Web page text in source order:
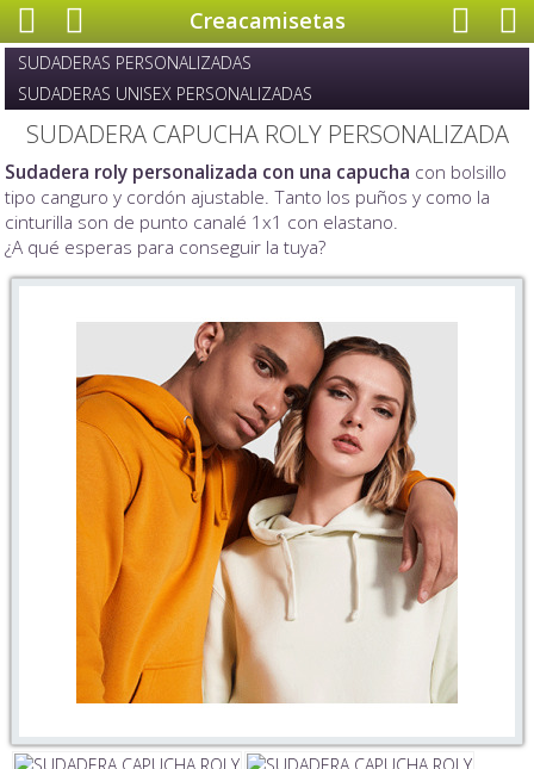
Creacamisetas
SUDADERAS PERSONALIZADAS
SUDADERAS UNISEX PERSONALIZADAS
SUDADERA CAPUCHA ROLY PERSONALIZADA
Sudadera roly personalizada con una capucha con bolsillo
tipo canguro y cordón ajustable. Tanto los puños y como la
cinturilla son de punto canalé 1x1 con elastano.
¿A qué esperas para conseguir la tuya?